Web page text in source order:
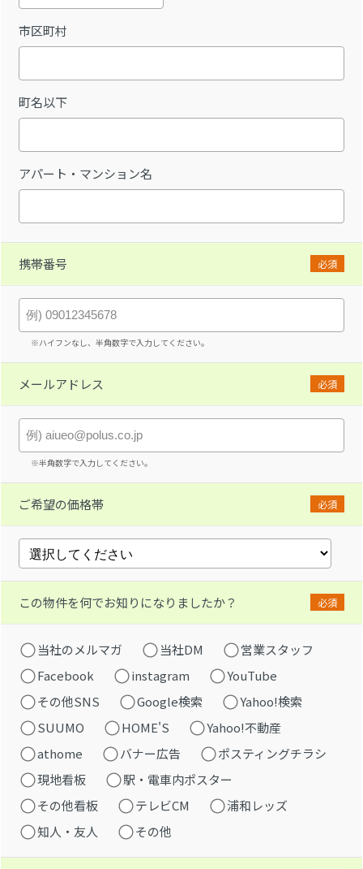
市区町村
町名以下
アパート・マンション名
携帯番号 必須
※ハイフンなし、半角数字で入力してください。
メールアドレス 必須
※半角数字で入力してください。
ご希望の価格帯 必須
この物件を何でお知りになりましたか？ 必須
当社のメルマガ 当社DM
営業スタッフ
Facebook
instagram
YouTube
その他SNS
Google検索
Yahoo!検索
SUUMO
HOME'S
Yahoo!不動産
athome
バナー広告
ポスティングチラシ
現地看板
駅・電車内ポスター
その他看板
テレビCM
浦和レッズ
知人・友人
その他